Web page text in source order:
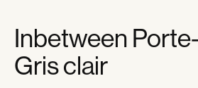
Inbetween
Gris clair